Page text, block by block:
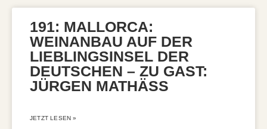
191: MALLORCA:
WEINANBAU AUF DER
LIEBLINGSINSEL DER
DEUTSCHEN – ZU GAST:
JÜRGEN MATHÄSS
JETZT LESEN »